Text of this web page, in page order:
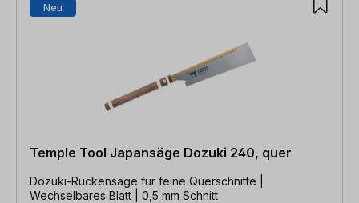
Neu
Temple Tool Japansäge Dozuki 240, quer
Dozuki-Rückensäge für feine Querschnitte |
Wechselbares Blatt | 0,5 mm Schnitt